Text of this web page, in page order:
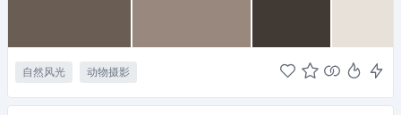
自然风光 动物摄影